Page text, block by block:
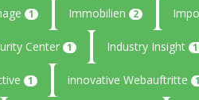
1 Immobilien 2
Center 1 Industry Insight
1 innovative Webauftritte